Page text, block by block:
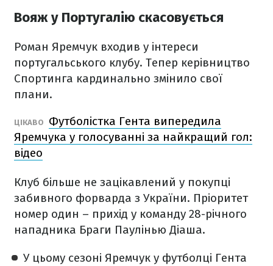
Вояж у Португалію скасовується
Роман Яремчук входив у інтереси
португальського клубу. Тепер керівництво
Спортинга кардинально змінило свої
плани.
ЦІКАВО
Футболістка Гента випередила
Яремчука у голосуванні за найкращий гол:
відео
Клуб більше не зацікавлений у покупці
забивного форварда з України. Пріоритет
номер один – прихід у команду 28-річного
нападника Браги Паулінью Діаша.
У цьому сезоні Яремчук у футболці Гента